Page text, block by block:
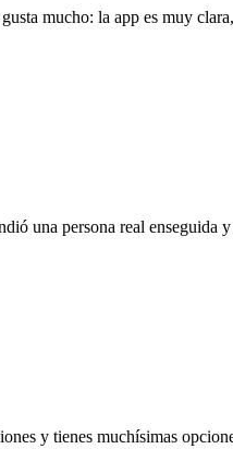
mucho: la app es muy
una persona real enseguida
y tienes muchísimas